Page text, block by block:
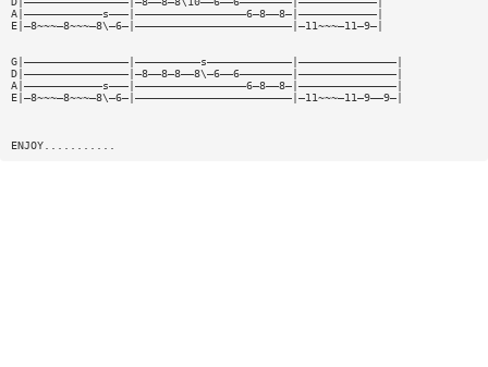
A|————————————s———|—————————————————6—8——8—|————————————|
E|—8~~~—8~~~—8\—6—|————————————————————————|—11~~~—11—9—|
G|————————————————|——————————s—————————————|———————————————|
D|————————————————|—8——8—8——8\—6——6————————|———————————————|
A|————————————s———|—————————————————6—8——8—|———————————————|
E|—8~~~—8~~~—8\—6—|————————————————————————|—11~~~—11—9——9—|
ENJOY...........